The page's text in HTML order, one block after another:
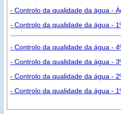
- Controlo da qualidade da água -
- Controlo da qualidade da água -
- Controlo da qualidade da água -
- Controlo da qualidade da água -
- Controlo da qualidade da água -
- Controlo da qualidade da água -